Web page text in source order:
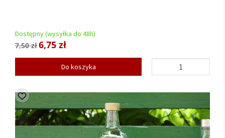
Dostępny (wysyłka do 48h)
7,50 zł6,75 zł
Do koszyka